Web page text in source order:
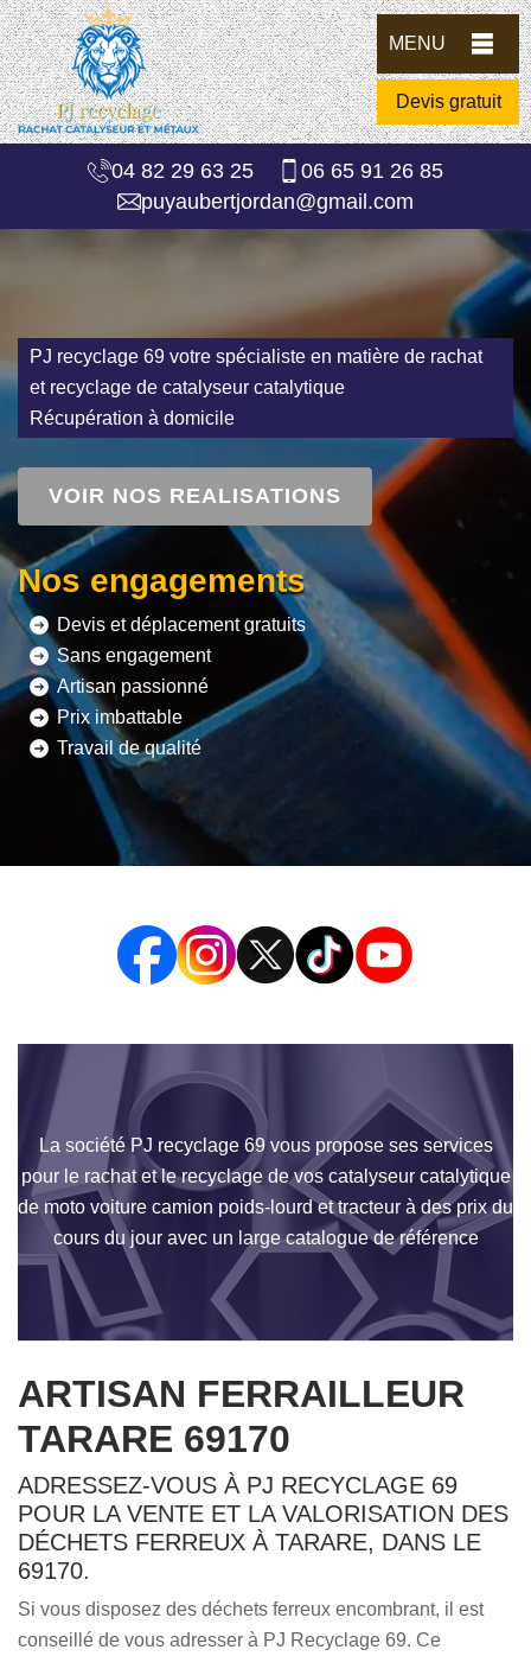
MENU
Devis gratuit
04 82 29 63 25
06 65 91 26 85
puyaubertjordan@gmail.com
PJ recyclage 69 votre spécialiste en matière de rachat
et recyclage de catalyseur catalytique
Récupération à domicile
VOIR NOS REALISATIONS
Nos engagements
Devis et déplacement gratuits
Sans engagement
Artisan passionné
Prix imbattable
Travail de qualité
La société PJ recyclage 69 vous propose ses services
pour le rachat et le recyclage de vos catalyseur catalytique
de moto voiture camion poids-lourd et tracteur à des prix du
cours du jour avec un large catalogue de référence
ARTISAN FERRAILLEUR
TARARE 69170
ADRESSEZ-VOUS À PJ RECYCLAGE 69
POUR LA VENTE ET LA VALORISATION DES
DÉCHETS FERREUX À TARARE, DANS LE
69170.
Si vous disposez des déchets ferreux encombrant, il est
conseillé de vous adresser à PJ Recyclage 69. Ce